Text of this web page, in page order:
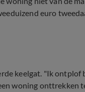
euro
keelgat. "Ik
woning onttrekken